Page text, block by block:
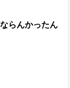
らんかったん